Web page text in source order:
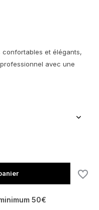
et élégants,
avec une
50€